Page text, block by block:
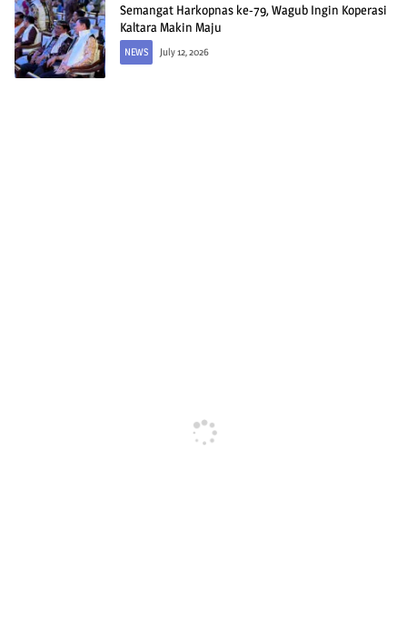
Semangat Harkopnas ke-79, Wagub Ingin Koperasi
Kaltara Makin Maju
NEWS July 12, 2026